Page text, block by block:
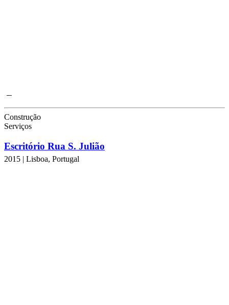
Construção
Serviços
Escritório Rua S. Julião
2015 | Lisboa, Portugal